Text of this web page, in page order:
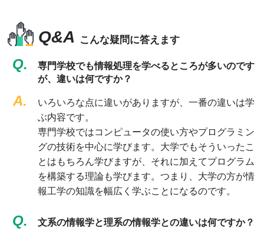
Q&A こんな疑問に答えます
Q.
専門学校でも情報処理を学べるところが多いのです
が、違いは何ですか？
A.
いろいろな点に違いがありますが、一番の違いは学
ぶ内容です。
専門学校ではコンピュータの使い方やプログラミン
グの技術を中心に学びます。大学でもそういったこ
とはもちろん学びますが、それに加えてプログラム
を構築する理論も学びます。つまり、大学の方が情
報工学の知識を幅広く学ぶことになるのです。
Q. 文系の情報学と理系の情報学との違いは何ですか？